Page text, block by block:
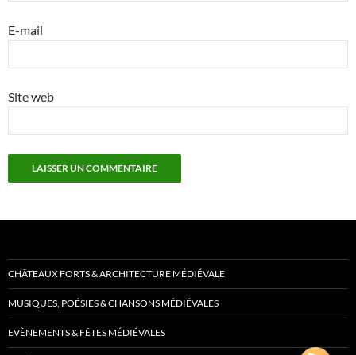
E-mail
Site web
CHÂTEAUX FORTS & ARCHITECTURE MÉDIÉVALE
MUSIQUES, POÉSIES & CHANSONS MÉDIÉVALES
EVÈNEMENTS & FÊTES MÉDIÉVALES